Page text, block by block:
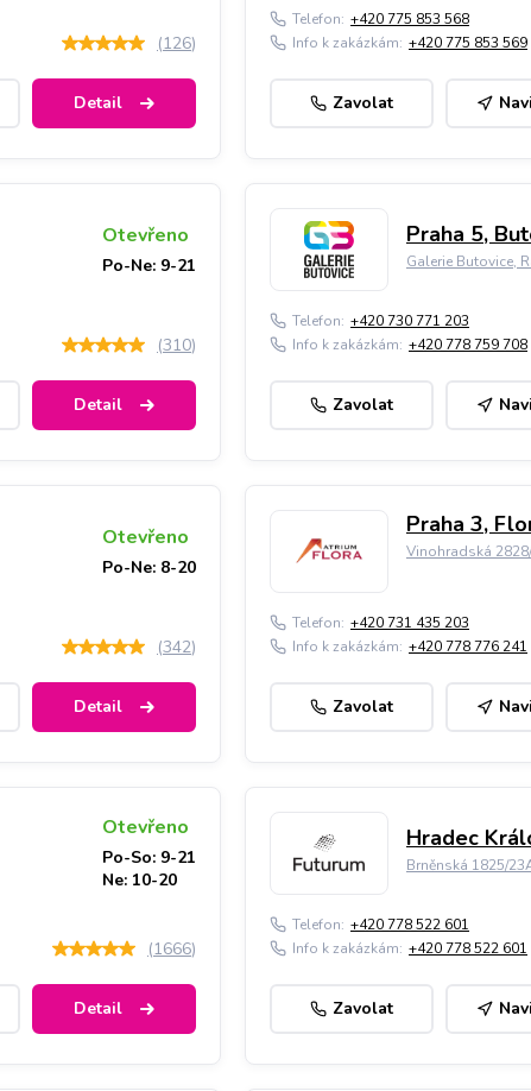
(126)
Detail
Telefon: +420 775 853 568
Info k zakázkám: +420 775 853 569
Zavolat
Otevřeno
Po-Ne: 9-21
(310)
Detail
Praha 5,
Galerie Butovice,
Telefon: +420 730 771 203
Info k zakázkám: +420 778 759 708
Zavolat
Otevřeno
Po-Ne: 8-20
(342)
Detail
Praha 3,
Vinohradská
Telefon: +420 731 435 203
Info k zakázkám: +420 778 776 241
Zavolat
Otevřeno
Po-So: 9-21
Ne: 10-20
(1666)
Detail
Hradec
Brněnská 1825/
Telefon: +420 778 522 601
Info k zakázkám: +420 778 522 601
Zavolat